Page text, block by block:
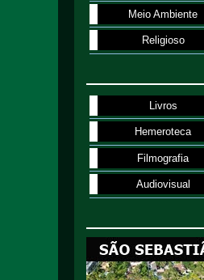
Meio Ambiente
Religioso
Livros
Hemeroteca
Filmografia
Audiovisual